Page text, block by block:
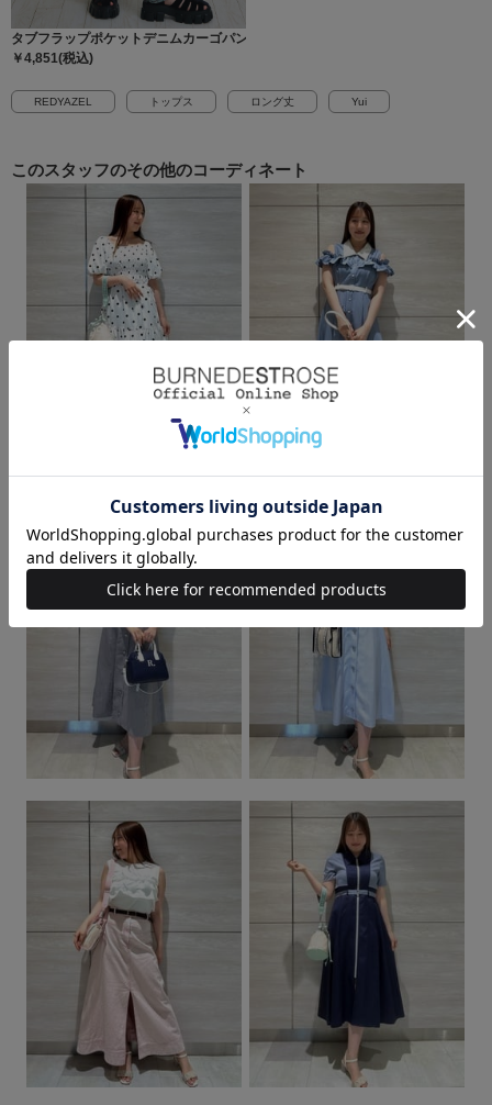
タブフラップポケットデニムカーゴパンツ
￥4,851(税込)
REDYAZEL トップス ロング丈 Yui
このスタッフのその他のコーディネート